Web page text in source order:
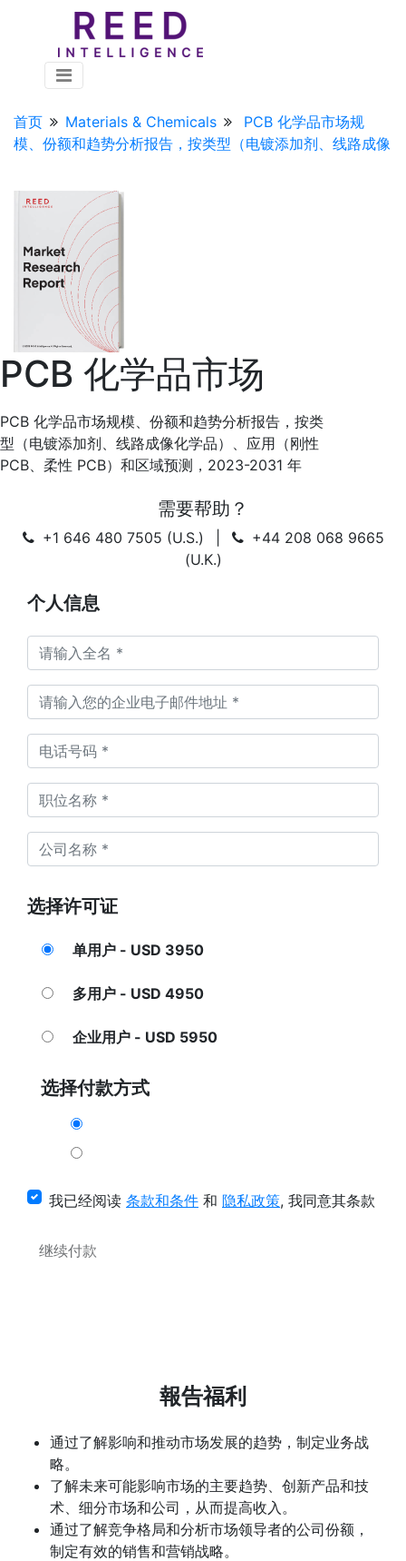
首页 Materials & Chemicals
PCB 化学品市场规
模、份额和趋势分析报告，按类型（电镀添加剂、线路成像
PCB 化学品市场
PCB 化学品市场规模、份额和趋势分析报告，按类
型（电镀添加剂、线路成像化学品）、应用（刚性
PCB、柔性 PCB）和区域预测，2023-2031 年
需要帮助？
+1 646 480 7505 (U.S.)
+44 208 068 9665
(U.K.)
个人信息
选择许可证
单用户 - USD 3950
多用户 - USD 4950
企业用户 - USD 5950
选择付款方式
我已经阅读 条款和条件 和 隐私政策, 我同意其条款
继续付款
報告福利
通过了解影响和推动市场发展的趋势，制定业务战
略。
了解未来可能影响市场的主要趋势、创新产品和技
术、细分市场和公司，从而提高收入。
通过了解竞争格局和分析市场领导者的公司份额，
制定有效的销售和营销战略。